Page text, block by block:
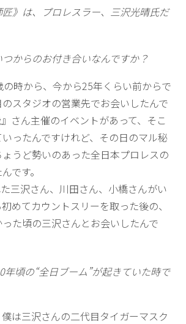
》は、プロレスラー、三沢光晴氏だ
からのお付き合いなんですか？
時から、今から25年くらい前からで
スタジオの営業先でお会いしたんで
さん主催のイベントがあって、そこ
ったんですけれど、その日のマル秘
うど勢いのあった全日本プロレスの
です。
三沢さん、川田さん、小橋さんがい
めてカウントスリーを取った後の、
た頃の三沢さんとお会いしたんで
頃の“全日ブーム”が起きていた時で
は三沢さんの二代目タイガーマスク